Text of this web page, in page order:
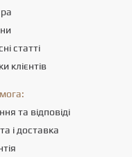
статті
клієнтів
та відповіді
і доставка